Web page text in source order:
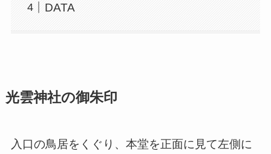
DATA
光雲神社の御朱印
入口の鳥居をくぐり、本堂を正面に見て左側に